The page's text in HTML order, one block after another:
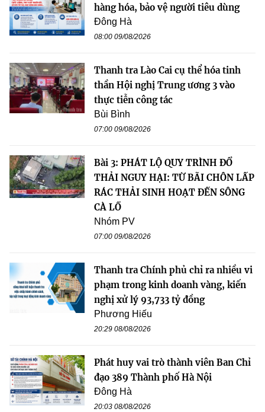
hàng hóa, bảo vệ người tiêu dùng
Đông Hà
08:00 09/08/2026
Thanh tra Lào Cai cụ thể hóa tinh
thần Hội nghị Trung ương 3 vào
thực tiễn công tác
Bùi Bình
07:00 09/08/2026
Bài 3: PHÁT LỘ QUY TRÌNH ĐỔ
THẢI NGUY HẠI: TỪ BÃI CHÔN LẤP
RÁC THẢI SINH HOẠT ĐẾN SÔNG
CÀ LỒ
Nhóm PV
07:00 09/08/2026
Thanh tra Chính phủ chỉ ra nhiều vi
phạm trong kinh doanh vàng, kiến
nghị xử lý 93,733 tỷ đồng
Phương Hiếu
20:29 08/08/2026
Phát huy vai trò thành viên Ban Chỉ
đạo 389 Thành phố Hà Nội
Đông Hà
20:03 08/08/2026